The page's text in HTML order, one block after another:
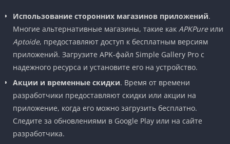
Использование сторонних магазинов приложений.
Многие альтернативные магазины, такие как APKPureили
Aptoide, предоставляют доступ к бесплатным версиям
приложений. Загрузите APK-файл Simple Gallery Pro с
надежного ресурса и установите его на устройство.
Акции и временные скидки. Время от времени
разработчики предоставляют скидки или акции на
приложение, когда его можно загрузить бесплатно.
Следите за обновлениями в Google Play или на сайте
разработчика.